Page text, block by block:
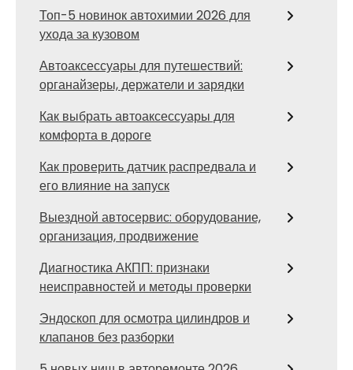
Топ-5 новинок автохимии 2026 для
ухода за кузовом
Автоаксессуары для путешествий:
органайзеры, держатели и зарядки
Как выбрать автоаксессуары для
комфорта в дороге
Как проверить датчик распредвала и
его влияние на запуск
Выездной автосервис: оборудование,
организация, продвижение
Диагностика АКПП: признаки
неисправностей и методы проверки
Эндоскоп для осмотра цилиндров и
клапанов без разборки